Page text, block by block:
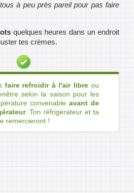
à peu près pareil pour pas faire
quelques heures dans un endroit
tes crèmes.
faire refroidir à l'air libre ou
selon la saison pour les
convenable avant de
. Ton réfrigérateur et ta
remercieront !